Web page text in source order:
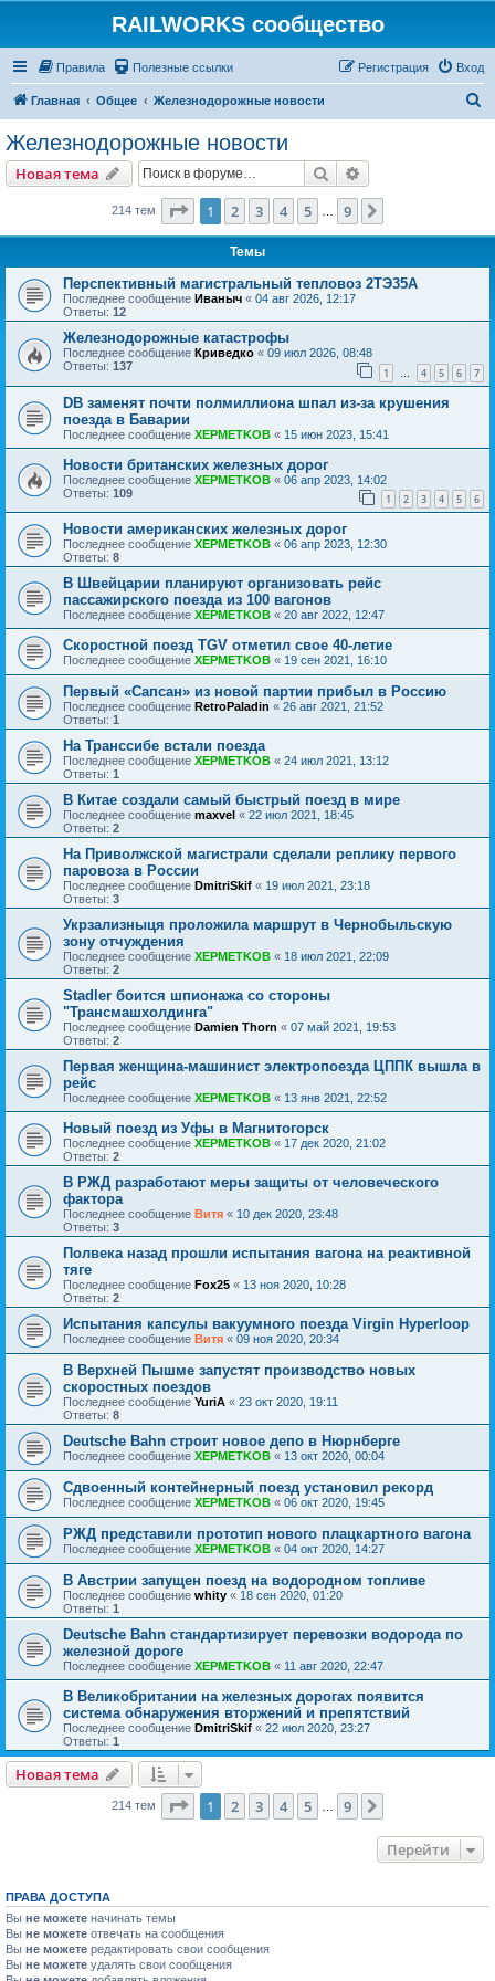
RAILWORKS сообщество
Правила Полезные ссылки Вход
Регистрация
Главная Общее Железнодорожные новости
Железнодорожные новости
Новая тема Поиск
214 тем Страница из
1 2 3 4 5 9
Темы
Перспективный магистральный тепловоз 2ТЭ35А
Последнее сообщение Иваныч « 04 авг 2026, 12:17
Ответы: 12
Железнодорожные катастрофы
Последнее сообщение Криведко « 09 июл 2026, 08:48
Ответы: 137 1 … 4 5 6 7
DB заменят почти полмиллиона шпал из-за крушения
поезда в Баварии
Последнее сообщение XEPMETKOB « 15 июн 2023, 15:41
Новости британских железных дорог
Последнее сообщение XEPMETKOB « 06 апр 2023, 14:02
Ответы: 109 1 2 3 4 5 6
Новости американских железных дорог
Последнее сообщение XEPMETKOB « 06 апр 2023, 12:30
Ответы: 8
В Швейцарии планируют организовать рейс
пассажирского поезда из 100 вагонов
Последнее сообщение XEPMETKOB « 20 авг 2022, 12:47
Скоростной поезд TGV отметил свое 40-летие
Последнее сообщение XEPMETKOB « 19 сен 2021, 16:10
Первый «Сапсан» из новой партии прибыл в Россию
Последнее сообщение RetroPaladin « 26 авг 2021, 21:52
Ответы: 1
На Транссибе встали поезда
Последнее сообщение XEPMETKOB « 24 июл 2021, 13:12
Ответы: 1
В Китае создали самый быстрый поезд в мире
Последнее сообщение maxvel « 22 июл 2021, 18:45
Ответы: 2
На Приволжской магистрали сделали реплику первого
паровоза в России
Последнее сообщение DmitriSkif « 19 июл 2021, 23:18
Ответы: 3
Укрзализныця проложила маршрут в Чернобыльскую
зону отчуждения
Последнее сообщение XEPMETKOB « 18 июл 2021, 22:09
Ответы: 2
Stadler боится шпионажа со стороны
"Трансмашхолдинга"
Последнее сообщение Damien Thorn « 07 май 2021, 19:53
Ответы: 2
Первая женщина-машинист электропоезда ЦППК вышла в
рейс
Последнее сообщение XEPMETKOB « 13 янв 2021, 22:52
Новый поезд из Уфы в Магнитогорск
Последнее сообщение XEPMETKOB « 17 дек 2020, 21:02
Ответы: 2
В РЖД разработают меры защиты от человеческого
фактора
Последнее сообщение Витя « 10 дек 2020, 23:48
Ответы: 3
Полвека назад прошли испытания вагона на реактивной
тяге
Последнее сообщение Fox25 « 13 ноя 2020, 10:28
Ответы: 2
Испытания капсулы вакуумного поезда Virgin Hyperloop
Последнее сообщение Витя « 09 ноя 2020, 20:34
В Верхней Пышме запустят производство новых
скоростных поездов
Последнее сообщение YuriA « 23 окт 2020, 19:11
Ответы: 8
Deutsche Bahn строит новое депо в Нюрнберге
Последнее сообщение XEPMETKOB « 13 окт 2020, 00:04
Сдвоенный контейнерный поезд установил рекорд
Последнее сообщение XEPMETKOB « 06 окт 2020, 19:45
РЖД представили прототип нового плацкартного вагона
Последнее сообщение XEPMETKOB « 04 окт 2020, 14:27
В Австрии запущен поезд на водородном топливе
Последнее сообщение whity « 18 сен 2020, 01:20
Ответы: 1
Deutsche Bahn стандартизирует перевозки водорода по
железной дороге
Последнее сообщение XEPMETKOB « 11 авг 2020, 22:47
В Великобритании на железных дорогах появится
система обнаружения вторжений и препятствий
Последнее сообщение DmitriSkif « 22 июл 2020, 23:27
Ответы: 1
Новая тема
214 тем Страница из
1 2 3 4 5 9
Перейти
ПРАВА ДОСТУПА
Вы не можете начинать темы
Вы не можете отвечать на сообщения
Вы не можете редактировать свои сообщения
Вы не можете удалять свои сообщения